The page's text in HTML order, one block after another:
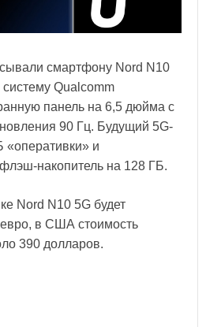
смартфону Nord N10
Qualcomm
панель на 6,5 дюйма с
90 Гц. Будущий 5G-
«оперативки» и
накопитель на 128 ГБ.
Nord N10 5G будет
евро, в США стоимость
390 долларов.